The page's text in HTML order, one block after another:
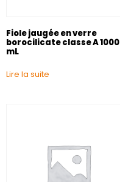
Fiole jaugée en verre
borocilicate classe A 1000
mL
Lire la suite